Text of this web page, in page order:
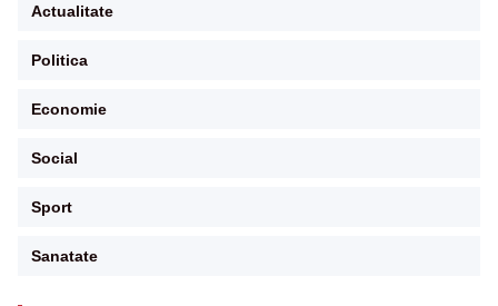
Actualitate
Politica
Economie
Social
Sport
Sanatate